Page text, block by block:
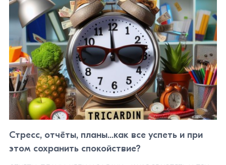
Стресс, отчёты, планы...как все успеть и при
этом сохранить спокойствие?